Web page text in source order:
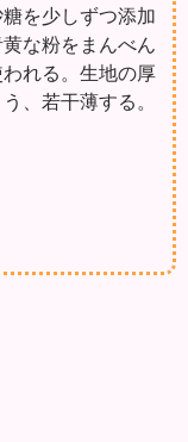
を少しずつ添加
な粉をまんべん
れる。生地の厚
、若干薄する。